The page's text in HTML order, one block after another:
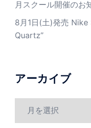
月スクール開催のお
8月1日(土)発売
Quartz”
アーカイブ